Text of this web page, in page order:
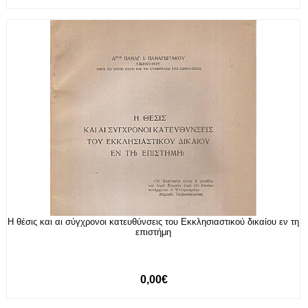
Η θέσις και αι σύγχρονοι κατευθύνσεις του Εκκλησιαστικού δικαίου εν τη
επιστήμη
0,00€